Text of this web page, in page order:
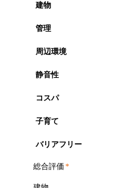
建物
管理
周辺環境
静音性
コスパ
子育て
バリアフリー
総合評価 *